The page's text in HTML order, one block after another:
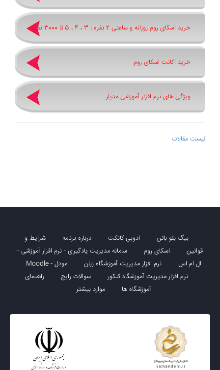
خرید اسکای روم روزانه و ساعتی 2 نفره ، 3 ، 4 ، 5 تا 3000 نفره
خرید اکانت اسکای روم
ویژگی های نرم افزار آموزشی مدیار
لیست مقالات
بیگ بلو باتن ادوبی کانکت درباره برنامه
شرایط و
قوانین
اسکای روم
سامانه مدیریت یادگیری - نرم افزار آموزشی -
ال ام اس
نرم افزار مدیریت آموزشگاه زبان
مودل - Moodle
نرم افزار مدیریت آموزشگاه کنکور
سوالات رایج
راهنمای
آموزشگاه ها
موارد بیشتر